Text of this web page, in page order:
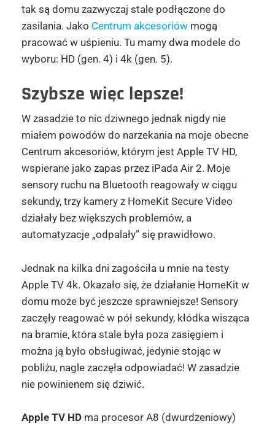
tak są domu zazwyczaj stale podłączone do
zasilania. Jako Centrum akcesoriówmogą
pracować w uśpieniu. Tu mamy dwa modele do
wyboru: HD (gen. 4) i 4k (gen. 5).
Szybsze więc lepsze!
W zasadzie to nic dziwnego jednak nigdy nie
miałem powodów do narzekania na moje obecne
Centrum akcesoriów, którym jest Apple TV HD,
wspierane jako zapas przez iPada Air 2. Moje
sensory ruchu na Bluetooth reagowały w ciągu
sekundy, trzy kamery z HomeKit Secure Video
działały bez większych problemów, a
automatyzacje „odpalały” się prawidłowo.
Jednak na kilka dni zagościła u mnie na testy
Apple TV 4k. Okazało się, że działanie HomeKit w
domu może być jeszcze sprawniejsze! Sensory
zaczęły reagować w pół sekundy, kłódka wisząca
na bramie, która stale była poza zasięgiem i
można ją było obsługiwać, jedynie stojąc w
pobliżu, nagle zaczęła odpowiadać! W zasadzie
nie powinienem się dziwić.
Apple TV HDma procesor A8 (dwurdzeniowy)